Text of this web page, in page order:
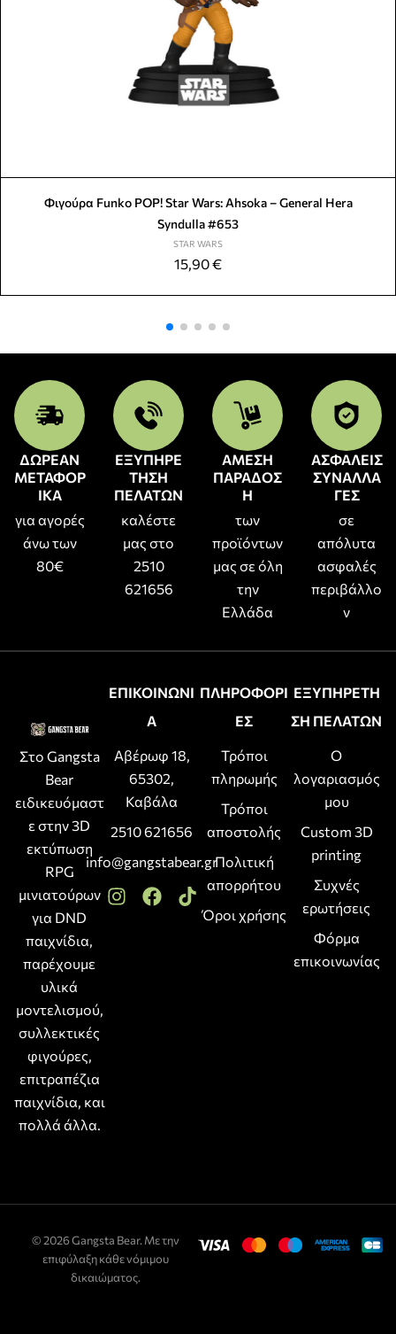
Φιγούρα Funko POP! Star Wars: Ahsoka – General Hera
Syndulla #653
STAR WARS
15,90€
ΔΩΡΕΑΝ
ΜΕΤΑΦΟΡ
ΙΚΑ
για αγορές
άνω των
80€
ΕΞΥΠΗΡΕ
ΤΗΣΗ
ΠΕΛΑΤΩΝ
καλέστε
μας στο
2510
621656
ΑΜΕΣΗ
ΠΑΡΑΔΟΣ
Η
των
προϊόντων
μας σε όλη
την
Ελλάδα
ΑΣΦΑΛΕΙΣ
ΣΥΝΑΛΛΑ
ΓΕΣ
σε
απόλυτα
ασφαλές
περιβάλλο
ν
Στο Gangsta
Bear
ειδικευόμαστ
ε στην 3D
εκτύπωση
RPG
μινιατούρων
για DND
παιχνίδια,
παρέχουμε
υλικά
μοντελισμού,
συλλεκτικές
φιγούρες,
επιτραπέζια
παιχνίδια, και
πολλά άλλα.
ΕΠΙΚΟΙΝΩΝΙ
Α
Αβέρωφ 18,
65302,
Καβάλα
2510 621656
info@gangstabear.gr
ΠΛΗΡΟΦΟΡΙ
ΕΣ
Τρόποι
πληρωμής
Τρόποι
αποστολής
Πολιτική
απορρήτου
Όροι χρήσης
ΕΞΥΠΗΡΕΤΗ
ΣΗ ΠΕΛΑΤΩΝ
Ο
λογαριασμός
μου
Custom 3D
printing
Συχνές
ερωτήσεις
Φόρμα
επικοινωνίας
© 2026 Gangsta Bear. Με την
επιφύλαξη κάθε νόμιμου
δικαιώματος.